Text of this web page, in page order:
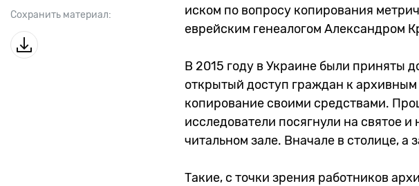
Сохранить материал:
иском по вопросу копирования
еврейским генеалогом Александром
В 2015 году в Украине были приняты
открытый доступ граждан к
копирование своими средствами.
исследователи посягнули на святое
читальном зале. Вначале в столице, а
Такие, с точки зрения работников